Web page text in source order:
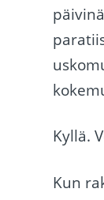
Kyllä.
Kun